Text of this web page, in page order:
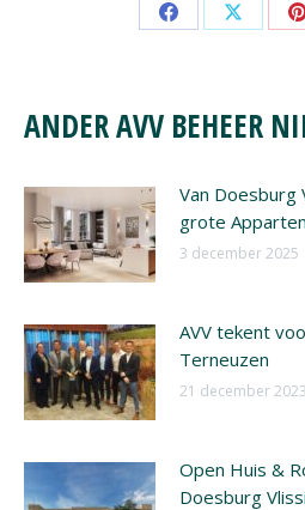
Share Share
ANDER AVV BEHEER
Van Doesburg
grote
3 december 2025
AVV tekent
Terneuzen
21 december 2023
Open Huis &
Doesburg